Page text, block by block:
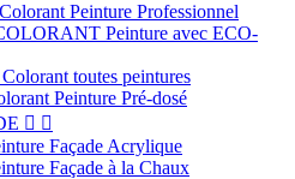
Peinture Professionnel
Peinture avec ECO-
toutes peintures
Peinture Pré-dosé
 
Façade Acrylique
Façade à la Chaux